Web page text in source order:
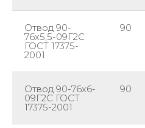
Отвод 90-
76х5,5-09Г2С
ГОСТ 17375-
2001
90
Отвод 90-76х6-
09Г2С ГОСТ
17375-2001
90